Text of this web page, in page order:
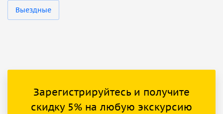
Выездные
Зарегистрируйтесь и получите
скидку 5% на любую экскурсию